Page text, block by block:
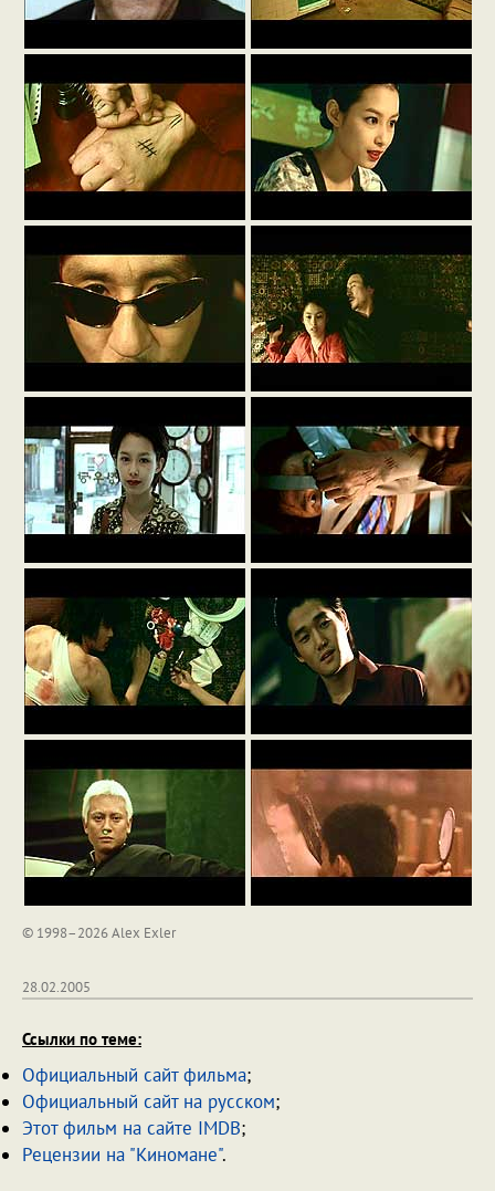
© 1998–2026 Alex Exler
28.02.2005
Ссылки по теме:
Официальный сайт фильма;
Официальный сайт на русском;
Этот фильм на сайте IMDB;
Рецензии на "Киномане".